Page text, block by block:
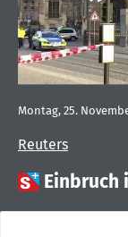
Reuters
Montag, 25.
 Einbruch